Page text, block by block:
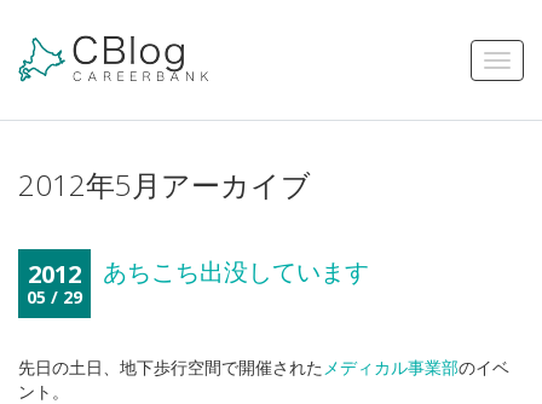
2012年5月アーカイブ
2012
05 / 29
あちこち出没しています
先日の土日、地下歩行空間で開催された メディカル事業部のイベ
ント。